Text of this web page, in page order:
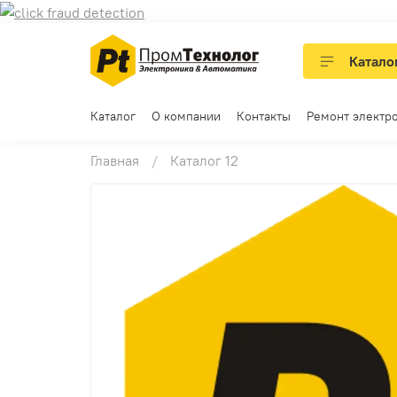
Каталог О компании Контакты Ремонт
Главная Каталог 12